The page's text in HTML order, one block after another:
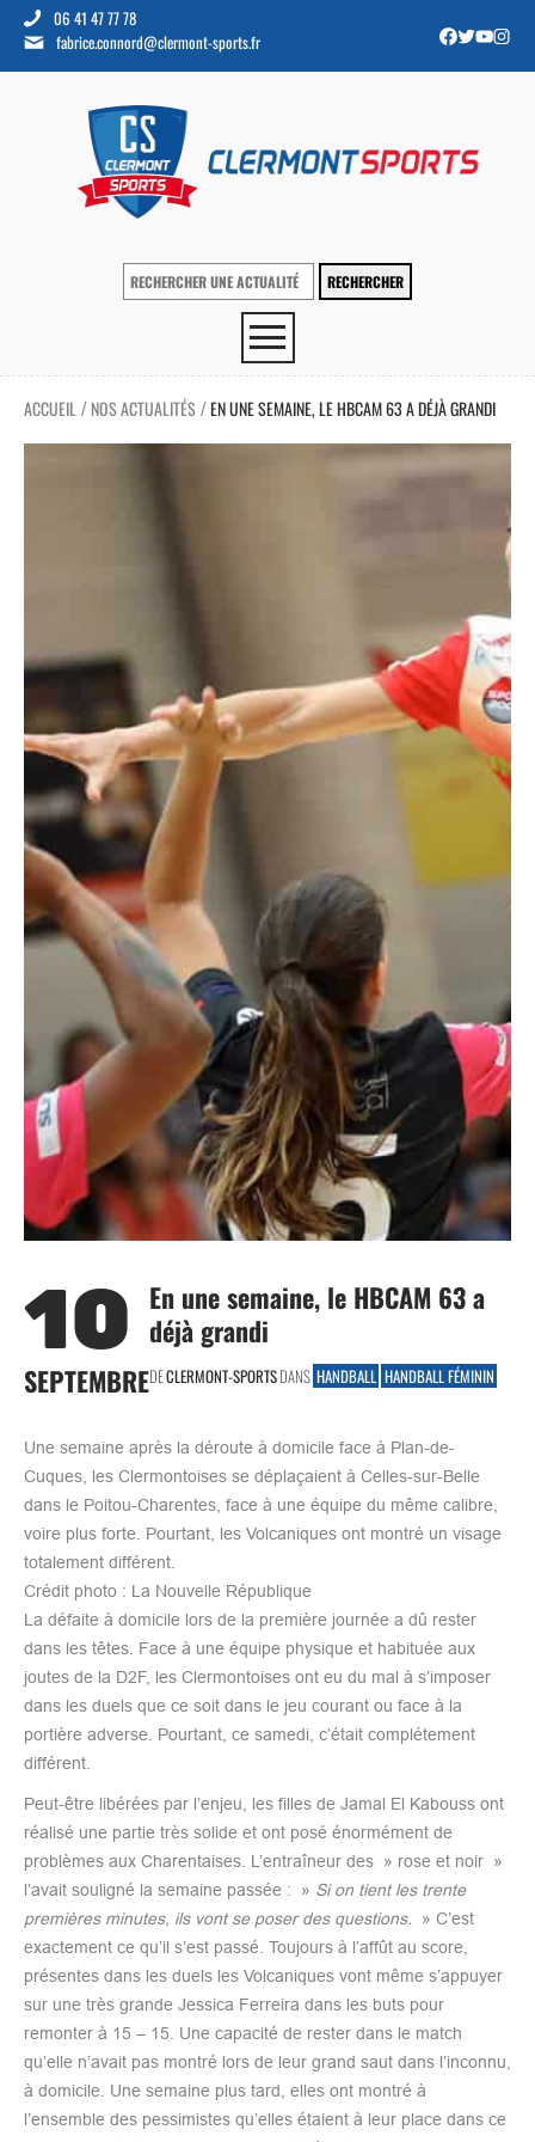
06 41 47 77 78
fabrice.connord@clermont-sports.fr
ACCUEIL / NOS ACTUALITÉS /EN UNE SEMAINE, LE HBCAM 63 A DÉJÀ GRANDI
10
SEPTEMBRE
En une semaine, le HBCAM 63 a
déjà grandi
DECLERMONT-SPORTSDANS HANDBALL HANDBALL FÉMININ
Une semaine après la déroute à domicile face à Plan-de-
Cuques, les Clermontoises se déplaçaient à Celles-sur-Belle
dans le Poitou-Charentes, face à une équipe du même calibre,
voire plus forte. Pourtant, les Volcaniques ont montré un visage
totalement différent.
Crédit photo : La Nouvelle République
La défaite à domicile lors de la première journée a dû rester
dans les têtes. Face à une équipe physique et habituée aux
joutes de la D2F, les Clermontoises ont eu du mal à s’imposer
dans les duels que ce soit dans le jeu courant ou face à la
portière adverse. Pourtant, ce samedi, c’était complétement
différent.
Peut-être libérées par l’enjeu, les filles de Jamal El Kabouss ont
réalisé une partie très solide et ont posé énormément de
problèmes aux Charentaises. L’entraîneur des » rose et noir »
l’avait souligné la semaine passée : » Si on tient les trente
premières minutes, ils vont se poser des questions. » C’est
exactement ce qu’il s’est passé. Toujours à l’affût au score,
présentes dans les duels les Volcaniques vont même s’appuyer
sur une très grande Jessica Ferreira dans les buts pour
remonter à 15 – 15. Une capacité de rester dans le match
qu’elle n’avait pas montré lors de leur grand saut dans l’inconnu,
à domicile. Une semaine plus tard, elles ont montré à
l’ensemble des pessimistes qu’elles étaient à leur place dans ce